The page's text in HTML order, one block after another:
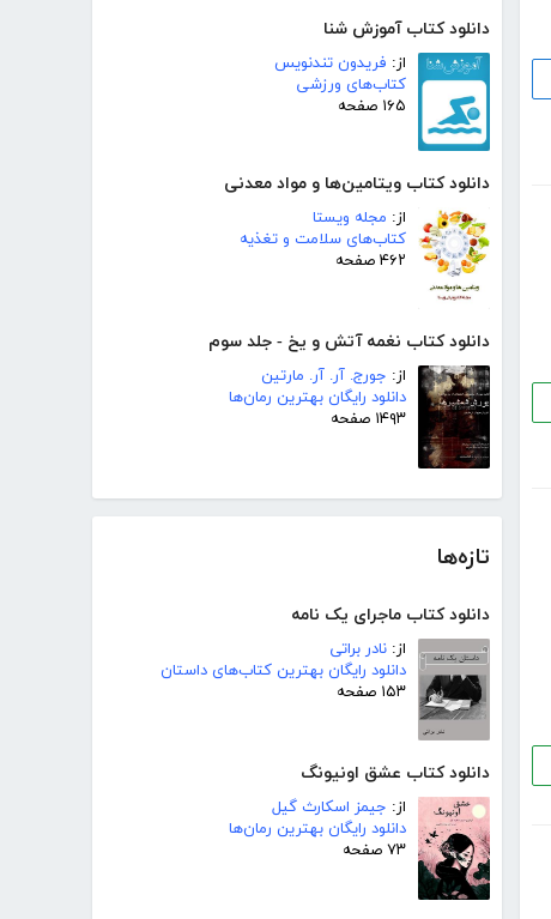
دانلود کتاب آموزش شنا
از: فریدون تندنویس
کتاب‌های ورزشی
۱۶۵ صفحه
دانلود کتاب ویتامین‌ها و مواد معدنی
از: مجله ویستا
کتاب‌های سلامت و تغذیه
۴۶۲ صفحه
دانلود کتاب نغمه آتش و یخ - جلد سوم
از: جورج. آر. آر. مارتین
دانلود رایگان بهترین رمان‌ها
۱۴۹۳ صفحه
تازه‌ها
دانلود کتاب ماجرای یک نامه
از: نادر براتی
دانلود رایگان بهترین کتاب‌های داستان
۱۵۳ صفحه
دانلود کتاب عشق اونیونگ
از: جیمز اسکارث گیل
دانلود رایگان بهترین رمان‌ها
۷۳ صفحه